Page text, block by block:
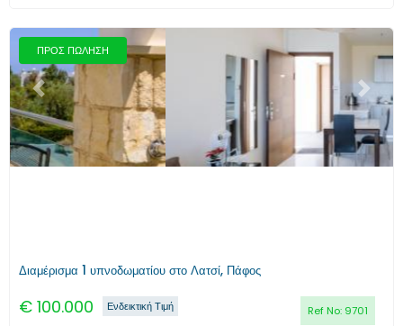
ΠΡΟΣ ΠΩΛΗΣΗ
Προηγούμενο Επόμενο
Διαμέρισμα 1 υπνοδωματίου στο Λατσί, Πάφος
€ 100.000 Ref No: 9701
Ενδεικτική Τιμή